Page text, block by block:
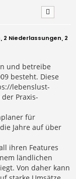
2 Niederlassungen, 2
und betreibe
besteht. Diese
lebenslust-
Praxis-
für
Jahre auf über
ihren Features
ländlichen
Von daher kann